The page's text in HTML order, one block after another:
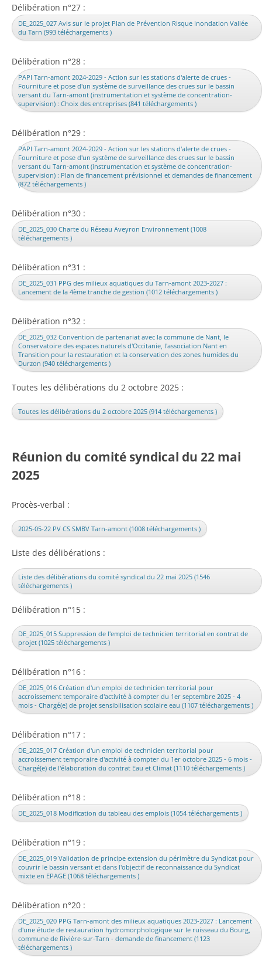
Délibération n°27 :
DE_2025_027 Avis sur le projet Plan de Prévention Risque Inondation Vallée
du Tarn (993 téléchargements )
Délibération n°28 :
PAPI Tarn-amont 2024-2029 - Action sur les stations d'alerte de crues -
Fourniture et pose d'un système de surveillance des crues sur le bassin
versant du Tarn-amont (instrumentation et système de concentration-
supervision) : Choix des entreprises (841 téléchargements )
Délibération n°29 :
PAPI Tarn-amont 2024-2029 - Action sur les stations d'alerte de crues -
Fourniture et pose d'un système de surveillance des crues sur le bassin
versant du Tarn-amont (instrumentation et système de concentration-
supervision) : Plan de financement prévisionnel et demandes de financement
(872 téléchargements )
Délibération n°30 :
DE_2025_030 Charte du Réseau Aveyron Environnement (1008
téléchargements )
Délibération n°31 :
DE_2025_031 PPG des milieux aquatiques du Tarn-amont 2023-2027 :
Lancement de la 4ème tranche de gestion (1012 téléchargements )
Délibération n°32 :
DE_2025_032 Convention de partenariat avec la commune de Nant, le
Conservatoire des espaces naturels d'Occitanie, l'association Nant en
Transition pour la restauration et la conservation des zones humides du
Durzon (940 téléchargements )
Toutes les délibérations du 2 octobre 2025 :
Toutes les délibérations du 2 octobre 2025 (914 téléchargements )
Réunion du comité syndical du 22 mai
2025
Procès-verbal :
2025-05-22 PV CS SMBV Tarn-amont (1008 téléchargements )
Liste des délibérations :
Liste des délibérations du comité syndical du 22 mai 2025 (1546
téléchargements )
Délibération n°15 :
DE_2025_015 Suppression de l'emploi de technicien territorial en contrat de
projet (1025 téléchargements )
Délibération n°16 :
DE_2025_016 Création d'un emploi de technicien territorial pour
accroissement temporaire d'activité à compter du 1er septembre 2025 - 4
mois - Chargé(e) de projet sensibilisation scolaire eau (1107 téléchargements )
Délibération n°17 :
DE_2025_017 Création d'un emploi de technicien territorial pour
accroissement temporaire d'activité à compter du 1er octobre 2025 - 6 mois -
Chargé(e) de l'élaboration du contrat Eau et Climat (1110 téléchargements )
Délibération n°18 :
DE_2025_018 Modification du tableau des emplois (1054 téléchargements )
Délibération n°19 :
DE_2025_019 Validation de principe extension du périmètre du Syndicat pour
couvrir le bassin versant et dans l'objectif de reconnaissance du Syndicat
mixte en EPAGE (1068 téléchargements )
Délibération n°20 :
DE_2025_020 PPG Tarn-amont des milieux aquatiques 2023-2027 : Lancement
d'une étude de restauration hydromorphologique sur le ruisseau du Bourg,
commune de Rivière-sur-Tarn - demande de financement (1123
téléchargements )